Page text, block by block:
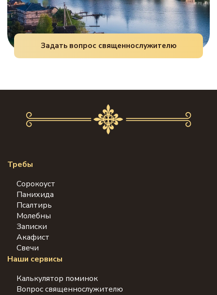
Задать вопрос священнослужителю
Требы
Сорокоуст
Панихида
Псалтирь
Молебны
Записки
Акафист
Свечи
Наши сервисы
Калькулятор поминок
Вопрос священнослужителю